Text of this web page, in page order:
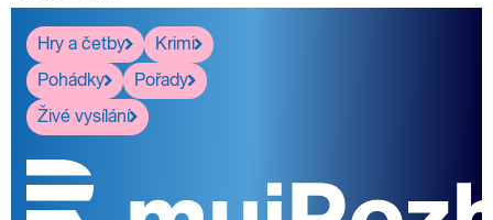
Hry a četby
Krimi
Pohádky
Pořady
Živé vysílání